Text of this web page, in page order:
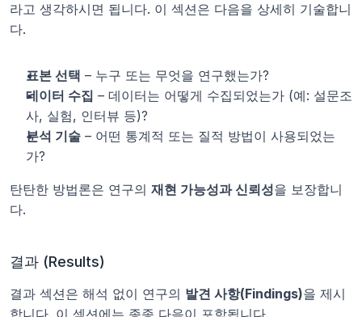
라고 생각하시면 됩니다. 이 섹션은 다음을 상세히 기술합니
다.
표본 선택 – 누구 또는 무엇을 연구했는가?
데이터 수집 – 데이터는 어떻게 수집되었는가 (예: 설문조
사, 실험, 인터뷰 등)?
분석 기술 – 어떤 통계적 또는 질적 방법이 사용되었는
가?
탄탄한 방법론은 연구의 재현 가능성과 신뢰성을 보장합니
다.
결과 (Results)
결과 섹션은 해석 없이 연구의 발견 사항(Findings)을 제시
합니다. 이 섹션에는 종종 다음이 포함됩니다.